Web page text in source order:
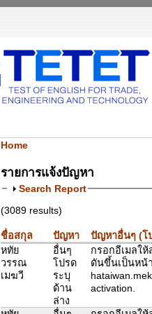
Home
รายการแจ้งปัญหา
Search Report
(3089 results)
ชื่อสกุล ปัญหา ปัญหาอื่นๆ (โ
หทัย
วรรณ
เมฆวี
อื่นๆ
โปรด
ระบุ
ด้าน
ล่าง
กรอกอีเมลใ
ดันขึ้นเป็นหน้
activation.